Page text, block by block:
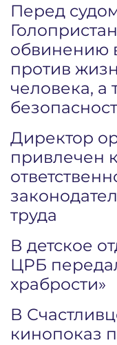
Перед
обвинению
против
человека, а
Директор
привлечен
труда
В детское
ЦРБ
храбрости»
В
кинопоказ